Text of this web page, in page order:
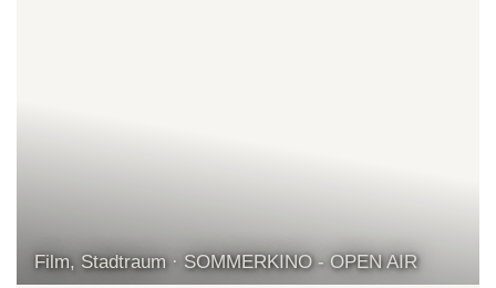
Film, Stadtraum · SOMMERKINO - OPEN AIR